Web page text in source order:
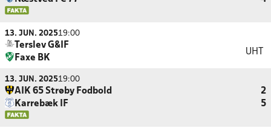
13. JUN. 202519:00
Terslev G&IF
Faxe BK
UHT
13. JUN. 202519:00
AIK 65 Strøby Fodbold
2
Karrebæk IF
5